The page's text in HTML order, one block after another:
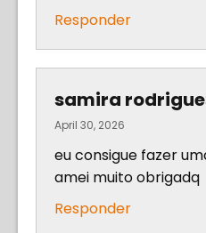
Responder
samira
April 30, 2026
eu consigue fazer
amei muito obrigadq
Responder